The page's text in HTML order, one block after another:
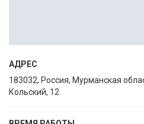
АДРЕС
183032, Россия, Мурманская
Кольский, 12